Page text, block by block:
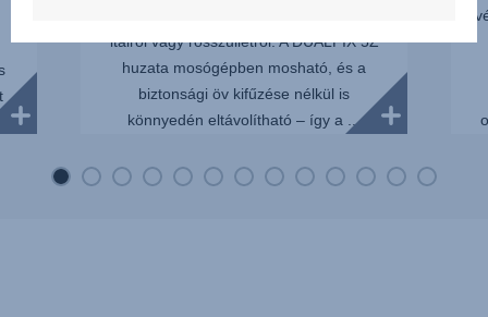
italról vagy rosszullétről. A DUALFIX 5Z
huzata mosógépben mosható, és a
biztonsági öv kifűzése nélkül is
könnyedén eltávolítható – így a ...